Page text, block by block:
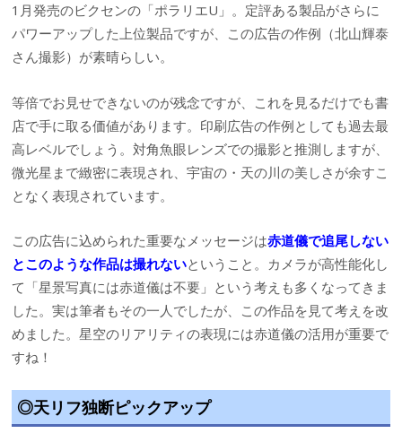
1月発売のビクセンの「ポラリエU」。定評ある製品がさらに
パワーアップした上位製品ですが、この広告の作例（北山輝泰
さん撮影）が素晴らしい。
等倍でお見せできないのが残念ですが、これを見るだけでも書
店で手に取る価値があります。印刷広告の作例としても過去最
高レベルでしょう。対角魚眼レンズでの撮影と推測しますが、
微光星まで緻密に表現され、宇宙の・天の川の美しさが余すこ
となく表現されています。
この広告に込められた重要なメッセージは赤道儀で追尾しない
とこのような作品は撮れないということ。カメラが高性能化し
て「星景写真には赤道儀は不要」という考えも多くなってきま
した。実は筆者もその一人でしたが、この作品を見て考えを改
めました。星空のリアリティの表現には赤道儀の活用が重要で
すね！
◎天リフ独断ピックアップ